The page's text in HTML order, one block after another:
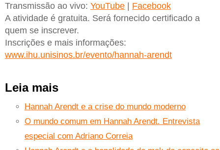
Transmissão ao vivo: YouTube
Facebook
A atividade é gratuita. Será fornecido certificado a
quem se inscrever.
Inscrições e mais informações:
www.ihu.unisinos.br/evento/hannah-arendt
Leia mais
Hannah Arendt e a crise do mundo moderno
O mundo comum em Hannah Arendt. Entrevista
especial com Adriano Correia